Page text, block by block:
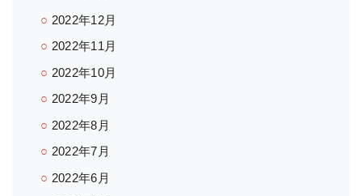
2022年12月
2022年11月
2022年10月
2022年9月
2022年8月
2022年7月
2022年6月